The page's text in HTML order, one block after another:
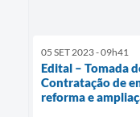
05 SET 2023 - 09h41
Edital – Tomada
Contratação de
reforma e